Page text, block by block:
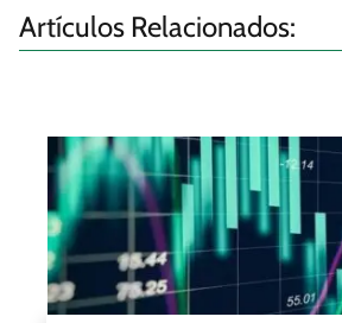
Artículos Relacionados: